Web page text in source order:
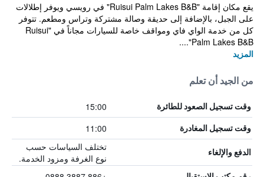
يقع مكان إقامة "Ruisui Palm Lakes B&B" في رويسي ويوفر إطلالات
على الجبل، بالإضافة إلى حديقة وصالة مشتركة وتراس ومطعم. تتوفر
كل من خدمة الواي فاي ومواقف خاصة للسيارات مجاناً في "Ruisui
Palm Lakes B&B"....
المزيد
من الجيد أن تعلم
وقت تسجيل الصعود للطائرة 15:00
وقت تسجيل المغادرة 11:00
الدفع والإلغاء
تختلف السياسات حسب
نوع الغرفة ومزود الخدمة.